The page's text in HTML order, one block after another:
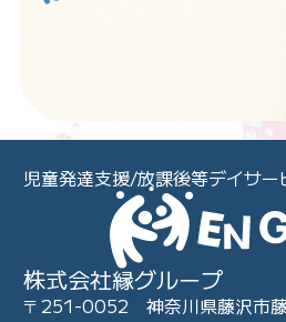
児童発達支援/放課後等デイサー
株式会社縁グループ
〒251-0052 神奈川県藤沢市